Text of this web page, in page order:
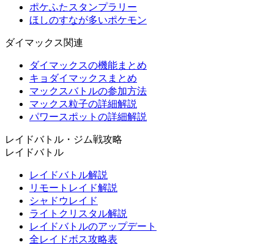
ポケふたスタンプラリー
ほしのすなが多いポケモン
ダイマックス関連
ダイマックスの機能まとめ
キョダイマックスまとめ
マックスバトルの参加方法
マックス粒子の詳細解説
パワースポットの詳細解説
レイドバトル・ジム戦攻略
レイドバトル
レイドバトル解説
リモートレイド解説
シャドウレイド
ライトクリスタル解説
レイドバトルのアップデート
全レイドボス攻略表